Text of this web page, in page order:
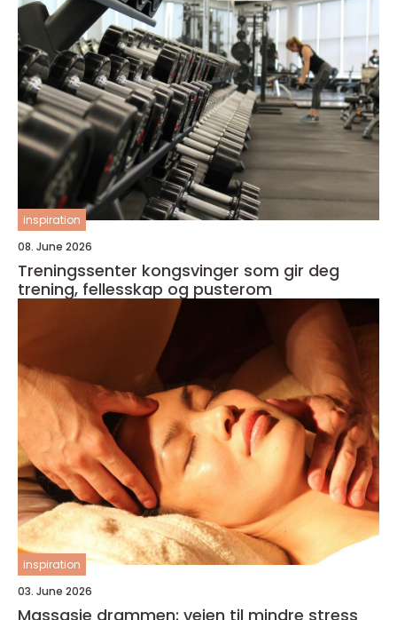
inspiration
08. June 2026
Treningssenter kongsvinger som gir deg
trening, fellesskap og pusterom
inspiration
03. June 2026
Massasje drammen: veien til mindre stress